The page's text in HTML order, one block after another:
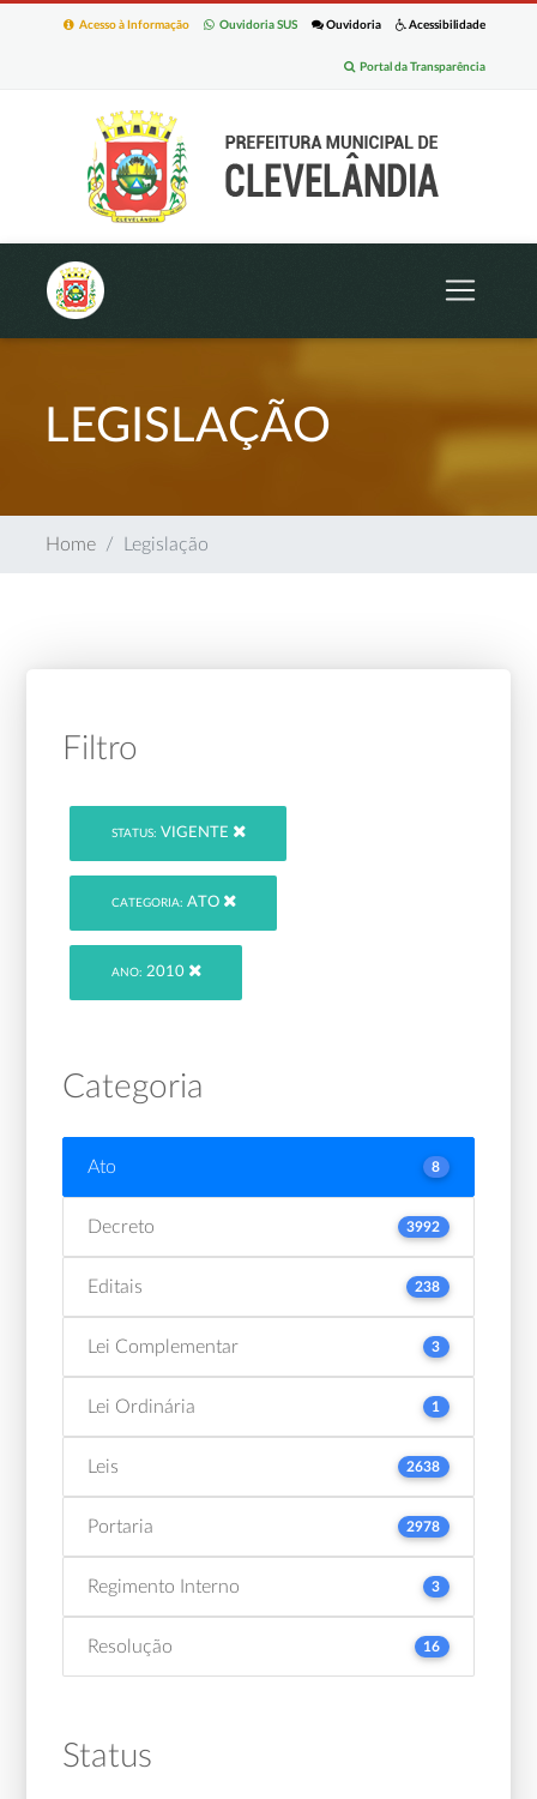
Acessibilidade
Ouvidoria
Ouvidoria SUS
Acesso à Informação
Portal da Transparência
LEGISLAÇÃO
Home Legislação
Filtro
STATUS: VIGENTE
CATEGORIA: ATO
ANO: 2010
Categoria
Ato 8
Decreto 3992
Editais 238
Lei Complementar 3
Lei Ordinária 1
Leis 2638
Portaria 2978
Regimento Interno 3
Resolução 16
Status